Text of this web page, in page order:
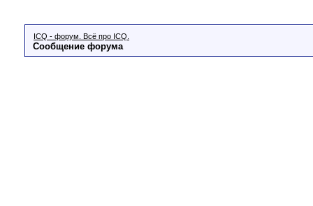
ICQ - форум. Всё про ICQ.
Сообщение форума